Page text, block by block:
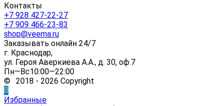
Контакты
+7 928 427-22-27
+7 909 466-23-83
shop@veema.ru
Заказывать онлайн 24/7
г. Краснодар,
ул. Героя Аверкиева А.А., д. 30, оф.7
Пн—Вс10:00—22:00
© 2018 - 2026 Copyright
0
Избранные